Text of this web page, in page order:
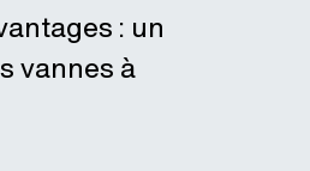
: un
vannes à